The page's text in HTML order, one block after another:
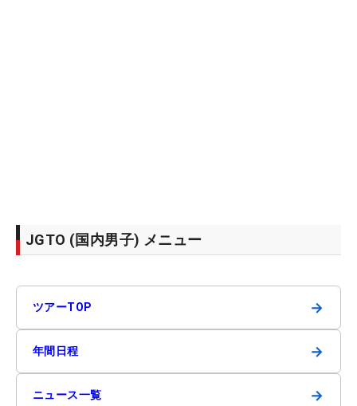
JGTO (国内男子) メニュー
ツアーTOP →
年間日程 →
ニュース一覧 →